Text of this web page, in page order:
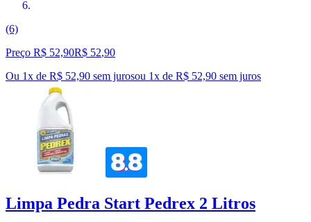
(6)
Preço R$ 52,90R$ 52,90
Ou 1x de R$ 52,90 sem jurosou 1x de R$ 52,90 sem juros
Limpa Pedra Start Pedrex 2 Litros